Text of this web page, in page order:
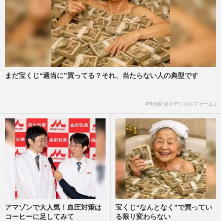
まだ宝くじ“適当に”買ってる？それ、当たらない人の典型です
PR(合同会社デジタルファーム )
アマゾンで大人気！血圧対策は
コーヒーに足してみて
宝くじ“なんとなく”で買ってい
る限り変わらない